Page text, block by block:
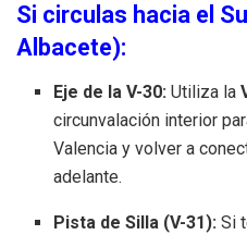
Si circulas hacia el
Albacete):
Eje de la V-30: Utiliza la
circunvalación interior
Valencia y volver a
adelante.
Pista de Silla (V-31): Si